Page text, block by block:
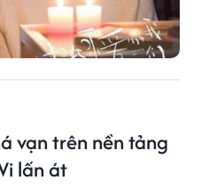
vạn trên nền tảng
lấn át